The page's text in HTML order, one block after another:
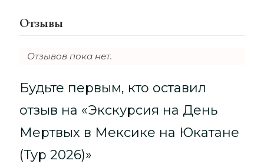
Отзывы
Отзывов пока нет.
Будьте первым, кто оставил
отзыв на «Экскурсия на День
Мертвых в Мексике на Юкатане
(Тур 2026)»